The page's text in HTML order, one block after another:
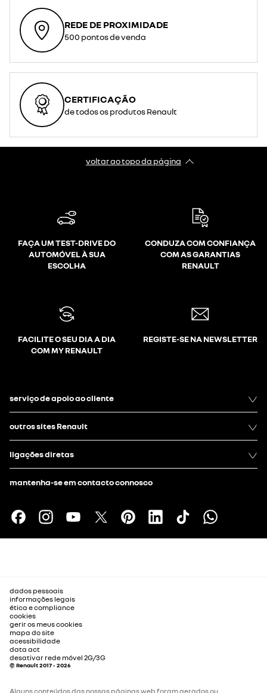
REDE DE PROXIMIDADE
500 pontos de venda
CERTIFICAÇÃO
de todos os produtos Renault
voltar ao topo da página
FAÇA UM TEST-DRIVE DO
AUTOMÓVEL À SUA
ESCOLHA
CONDUZA COM CONFIANÇA
COM AS GARANTIAS
RENAULT
FACILITE O SEU DIA A DIA
COM MY RENAULT
REGISTE-SE NA NEWSLETTER
serviço de apoio ao cliente
outros sites Renault
ligações diretas
mantenha-se em contacto connosco
dados pessoais
informações legais
ética e compliance
cookies
gerir os meus cookies
mapa do site
acessibilidade
data act
desativar rede móvel 2G/3G
© Renault 2017 - 2026
Alguns conteúdos das nossas páginas web foram gerados ou